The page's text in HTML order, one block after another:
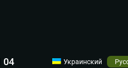
04 Украинский